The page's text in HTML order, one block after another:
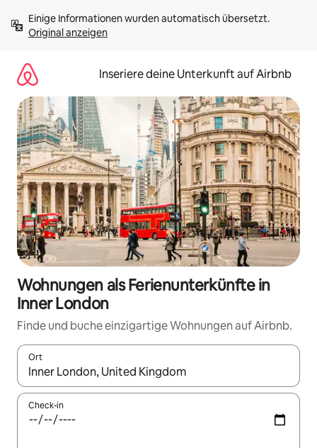
Inhalten
springenOriginal anzeigen
Inseriere deine Unterkunft auf Airbnb
Wohnungen als Ferienunterkünfte in
Inner London
Finde und buche einzigartige Wohnungen auf Airbnb.
Ort
Wenn Ergebnisse verfügbar sind, navigiere mit den
Check-in